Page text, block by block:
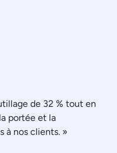
de 32 % tout en
portée et la
à nos clients. »